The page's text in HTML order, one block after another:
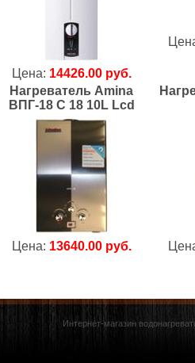
Цена: 14426.00 руб.
Нагреватель Amina
ВПГ-18 C 18 10L Lcd
Цена: 13640.00 руб.
Интернет-магазин